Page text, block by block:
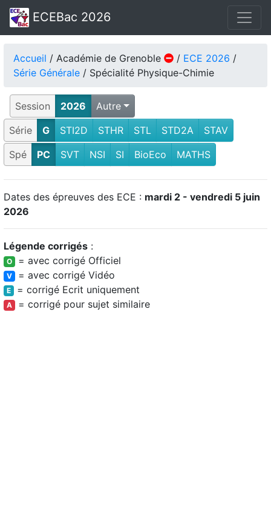
ECEBac 2026
Accueil / Académie de Grenoble / ECE 2026 /
Série Générale / Spécialité Physique-Chimie
Session 2026
Autre
Série
G STI2D STHR STL STD2A
STAV
Spé
PC SVT NSI SI BioEco MATHS
Dates des épreuves des ECE : mardi 2 - vendredi 5 juin
2026
Légende corrigés :
O = avec corrigé Officiel
V = avec corrigé Vidéo
E = corrigé Ecrit uniquement
A = corrigé pour sujet similaire